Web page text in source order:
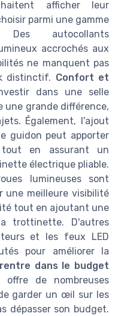
afficher leur
parmi une gamme
Des autocollants
accrochés aux
ne manquent pas
distinctif. Confort et
dans une selle
une grande différence,
Également, l'ajout
guidon peut apporter
tout en assurant un
électrique pliable.
lumineuses sont
une meilleure visibilité
tout en ajoutant une
trottinette. D'autres
et les feux LED
pour améliorer la
dans le budget
offre de nombreuses
garder un œil sur les
dépasser son budget.